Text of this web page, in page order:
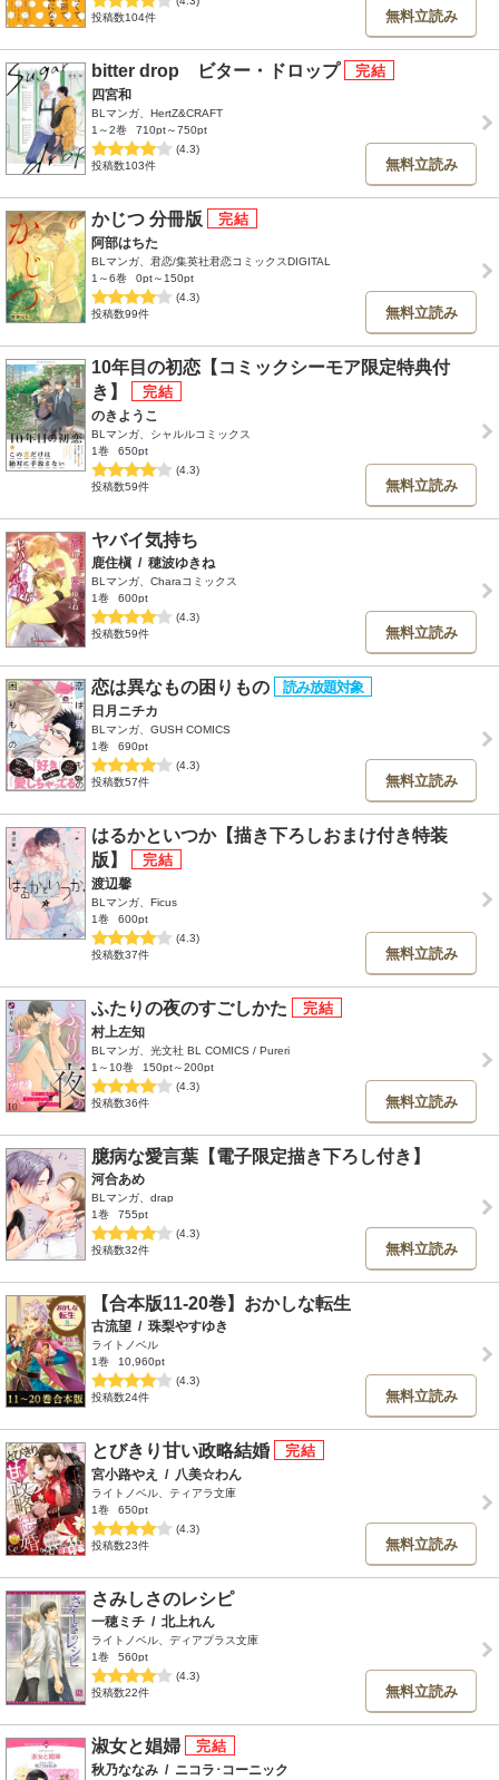
投稿数104件
無料立読み
bitter drop ビター・ドロップ
四宮和
BLマンガ、HertZ&CRAFT
1～2巻
710pt～750pt
(4.3)
投稿数103件
無料立読み
かじつ 分冊版
阿部はちた
BLマンガ、君恋/集英社君恋コミックスDIGITAL
1～6巻
0pt～150pt
(4.3)
投稿数99件
無料立読み
10年目の初恋【コミックシーモア限定特典付
き】
のきようこ
BLマンガ、シャルルコミックス
1巻
650pt
(4.3)
投稿数59件
無料立読み
ヤバイ気持ち
鹿住槇 / 穂波ゆきね
BLマンガ、Charaコミックス
1巻
600pt
(4.3)
投稿数59件
無料立読み
恋は異なもの困りもの
日月ニチカ
BLマンガ、GUSH COMICS
1巻
690pt
(4.3)
投稿数57件
無料立読み
はるかといつか【描き下ろしおまけ付き特装
版】
渡辺馨
BLマンガ、Ficus
1巻
600pt
(4.3)
投稿数37件
無料立読み
ふたりの夜のすごしかた
村上左知
BLマンガ、光文社 BL COMICS / Pureri
1～10巻
150pt～200pt
(4.3)
投稿数36件
無料立読み
臆病な愛言葉【電子限定描き下ろし付き】
河合あめ
BLマンガ、drap
1巻
755pt
(4.3)
投稿数32件
無料立読み
【合本版11-20巻】おかしな転生
古流望 / 珠梨やすゆき
ライトノベル
1巻
10,960pt
(4.3)
投稿数24件
無料立読み
とびきり甘い政略結婚
宮小路やえ / 八美☆わん
ライトノベル、ティアラ文庫
1巻
650pt
(4.3)
投稿数23件
無料立読み
さみしさのレシピ
一穂ミチ / 北上れん
ライトノベル、ディアプラス文庫
1巻
560pt
(4.3)
投稿数22件
無料立読み
淑女と娼婦
秋乃ななみ / ニコラ･コーニック